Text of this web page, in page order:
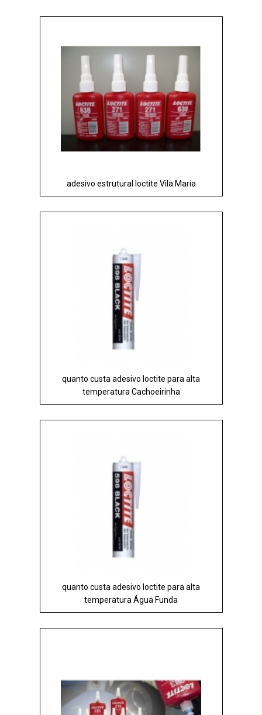
adesivo estrutural loctite Vila Maria
quanto custa adesivo loctite para alta
temperatura Cachoeirinha
quanto custa adesivo loctite para alta
temperatura Água Funda